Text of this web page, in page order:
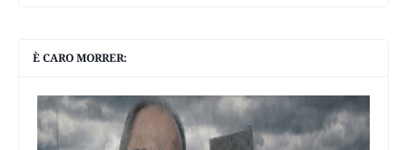
È CARO MORRER: